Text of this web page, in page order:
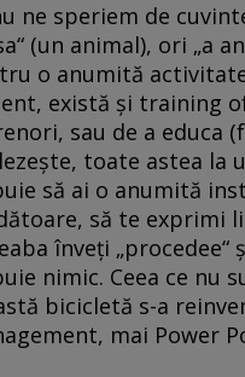
ne speriem de
(un animal), ori „a
o anumită activitate
există şi training
sau de a educa
toate astea la
să ai o anumită
să te exprimi
înveţi
nimic. Ceea ce nu
bicicletă s-a
mai Power